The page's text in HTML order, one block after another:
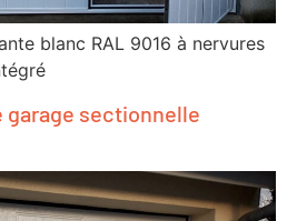
blanc RAL 9016 à nervures
garage sectionnelle